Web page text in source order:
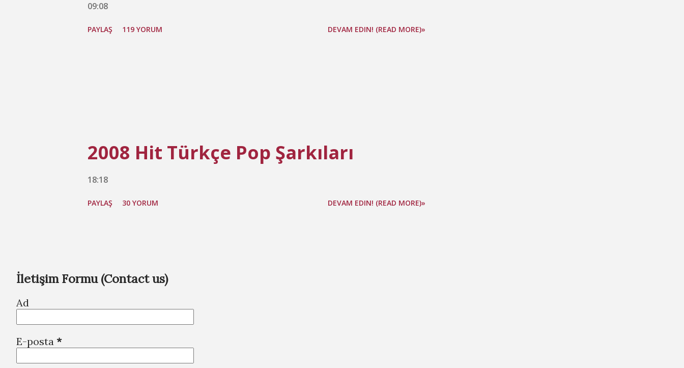
09:08
PAYLAŞ 119 YORUM DEVAM EDIN! (READ MORE)»
2008 Hit Türkçe Pop Şarkıları
18:18
PAYLAŞ 30 YORUM DEVAM EDIN! (READ MORE)»
İletişim Formu (Contact us)
Ad
E-posta *